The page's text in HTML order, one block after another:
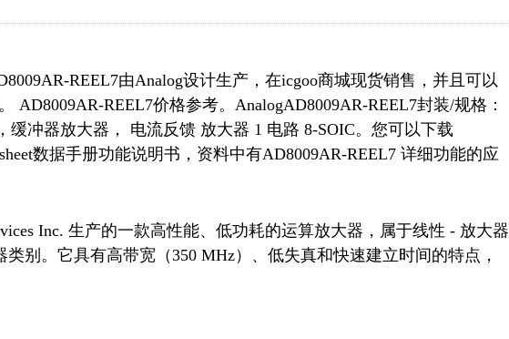
REEL7由Analog设计生产，在icgoo商城现货销售，并且可以
AD8009AR-REEL7价格参考。AnalogAD8009AR-REEL7封装/规格：
冲器放大器， 电流反馈 放大器 1 电路 8-SOIC。您可以下载
数据手册功能说明书，资料中有AD8009AR-REEL7 详细功能的应
Inc. 生产的一款高性能、低功耗的运算放大器，属于线性 - 放大器
别。它具有高带宽（350 MHz）、低失真和快速建立时间的特点，